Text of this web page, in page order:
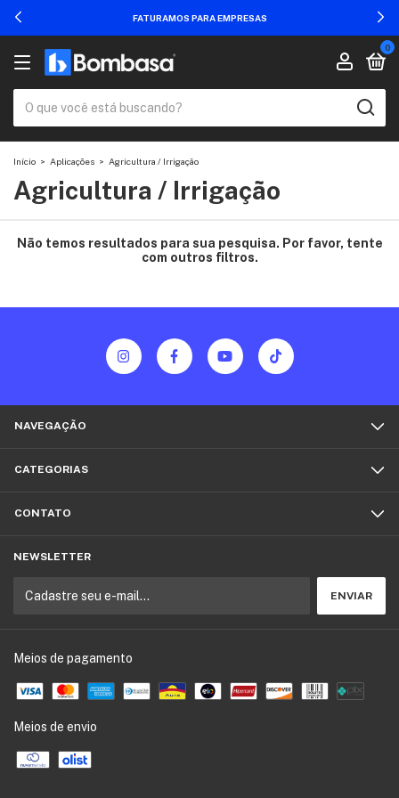
FATURAMOS PARA EMPRESAS
0
Início > Aplicações > Agricultura / Irrigação
Agricultura / Irrigação
Não temos resultados para sua pesquisa. Por favor, tente
com outros filtros.
NAVEGAÇÃO
CATEGORIAS
CONTATO
NEWSLETTER
Meios de pagamento
Meios de envio